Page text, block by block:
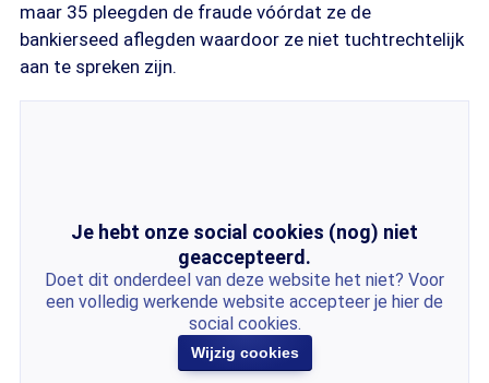
maar 35 pleegden de fraude vóórdat ze de
bankierseed aflegden waardoor ze niet tuchtrechtelijk
aan te spreken zijn.
Je hebt onze social cookies (nog) niet
geaccepteerd.
Doet dit onderdeel van deze website het niet? Voor
een volledig werkende website accepteer je hier de
social cookies.
Wijzig cookies